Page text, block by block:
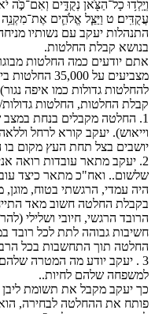
וְיָֽלְד֥וּ כָל־הַצֹּ֖אן נְקֻדִּ֑ים וְאִם־כֹּ֣ה
עֲקֻדִּֽים׃ ט וַיַּצֵּ֧ל אֱלֹהִ֛ים אֶת־מִקְנֵ֥ה
התנהלות יעקב עם נשותיו
בנושא קבלת החלטות.
אתם יודעים כמה החלטות
מצביעים על
להחלטות גדולות כמו איפה
קבלת החלטות, החלטות גדולות/
1. החלטה מקבלים בנחת
וייאוש). יעקב קורא לרחל
יושבים בצל תחת העץ מקום בו
2. יעקב מתאר עובדות רואה
שלשום.. ואח"כ מתאר כיצד
היה עמדי, הרגשתי בטוח, מוגן,
בקבלת החלטה חשוב מאד
הרובד הרגשי, חיובי ושלילי
חשיבות גבוהה לתת לכל רובד
החלטה תוך התחשבות בכל
3 . יעקב יודע מה המטרה שלהם
למשפחה שלהם לחיות..
כך יעקב מקבל את תשומת
פותח את ההחלטה לבחירה, הוא